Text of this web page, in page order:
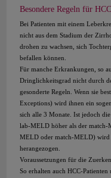
Besondere Regeln für
Bei Patienten mit einem
nicht aus dem Stadium der
drohen zu wachsen, sich
befallen können.
Für manche Erkrankungen, so
Dringlichkeitsgrad nicht durch
gesonderte Regeln. Wenn sie
Exceptions) wird ihnen ein
sich alle 3 Monate. Ist jedoch
lab-MELD höher als der match-
MELD oder match-MELD) wird
herangezogen.
Voraussetzungen für die
So erhalten auch HCC-